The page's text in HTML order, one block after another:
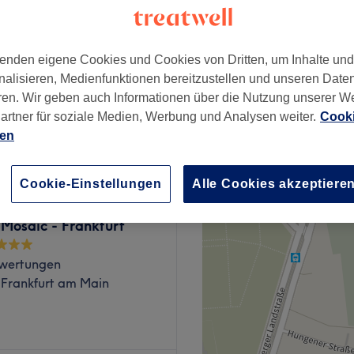
ab 15 €
- Frankfurt
am Main
eigene Cookies und Cookies von Dritten, um Inhalte
Medienfunktionen bereitzustellen und unseren
Wir geben auch Informationen über die Nutzung unserer
für soziale Medien, Werbung und Analysen weiter.
Cookie-Einstellungen Alle Cookies akzeptieren